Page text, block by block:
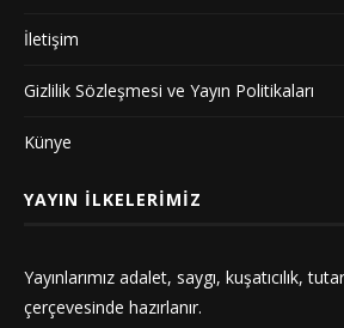
İletişim
Gizlilik Sözleşmesi ve Yayın Politikaları
Künye
YAYIN İLKELERIMIZ
Yayınlarımız adalet, saygı, kuşatıcılık,
çerçevesinde hazırlanır.